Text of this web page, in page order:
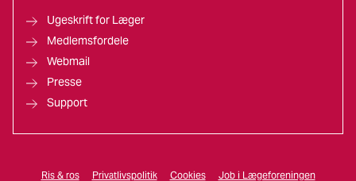
Ugeskrift for Læger
Medlemsfordele
Webmail
Presse
Support
Ris & ros Privatlivspolitik Cookies Job i Lægeforeningen